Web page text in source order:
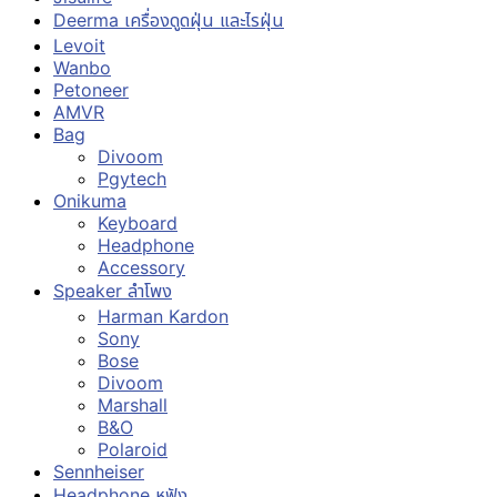
Deerma เครื่องดูดฝุ่น และไรฝุ่น
Levoit
Wanbo
Petoneer
AMVR
Bag
Divoom
Pgytech
Onikuma
Keyboard
Headphone
Accessory
Speaker ลำโพง
Harman Kardon
Sony
Bose
Divoom
Marshall
B&O
Polaroid
Sennheiser